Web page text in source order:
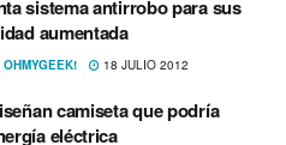
sistema antirrobo para sus
aumentada
18 JULIO 2012
camiseta que podrí­a
eléctrica